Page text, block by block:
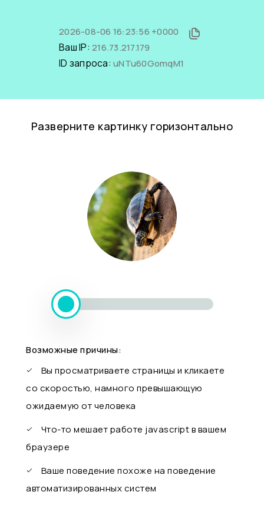
2026-08-06 16:23:56 +0000
Ваш IP: 216.73.217.179
ID запроса: uNTu60GomqM1
Разверните картинку горизонтально
Возможные причины:
Вы просматриваете страницы и кликаете
со скоростью, намного превышающую
ожидаемую от человека
Что-то мешает работе javascript в вашем
браузере
Ваше поведение похоже на поведение
автоматизированных систем